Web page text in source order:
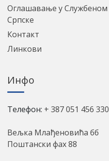
Оглашавање у Службеном
Српске
Контакт
Линкови
Инфо
Телефон: + 387 051 456 330
Вељка Млађеновића бб
Поштански фах 88